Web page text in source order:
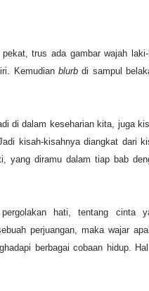
trus ada gambar wajah
Kemudian blurbdi sampul
di dalam keseharian kita, juga
kisah-kisahnya diangkat dari
yang diramu dalam tiap bab
hati, tentang cinta
perjuangan, maka wajar
berbagai cobaan hidup.